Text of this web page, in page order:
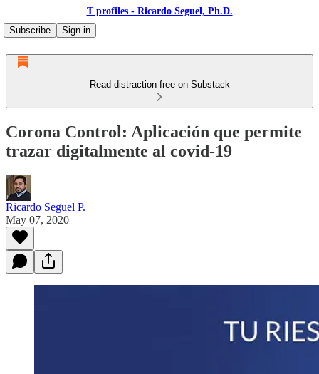
T profiles - Ricardo Seguel, Ph.D.
Subscribe
Sign in
Read distraction-free on Substack
Corona Control: Aplicación que permite
trazar digitalmente al covid-19
Ricardo Seguel P.
May 07, 2020